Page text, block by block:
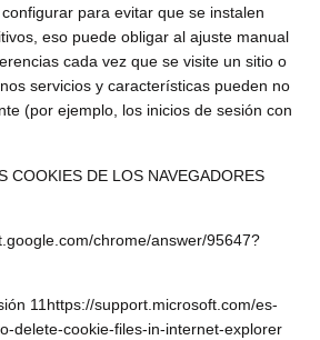
para evitar que se instalen
eso puede obligar al ajuste manual
cada vez que se visite un sitio o
servicios y características pueden no
(por ejemplo, los inicios de sesión con
COOKIES DE LOS NAVEGADORES
chrome/answer/95647?
11https://support.microsoft.com/es-
delete-cookie-files-in-internet-explorer